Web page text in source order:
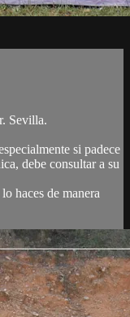
Sevilla.
si padece
debe consultar a su
haces de manera